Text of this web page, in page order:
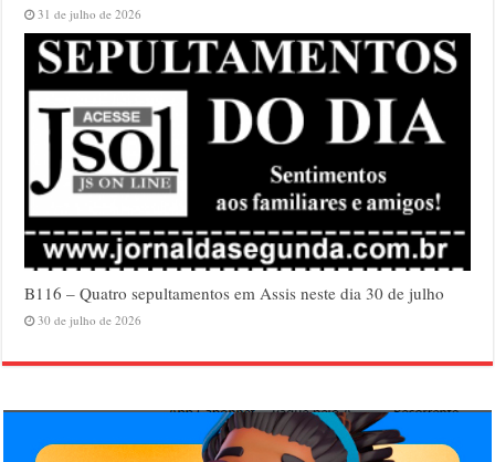
31 de julho de 2026
B116 – Quatro sepultamentos em Assis neste dia 30 de julho
30 de julho de 2026